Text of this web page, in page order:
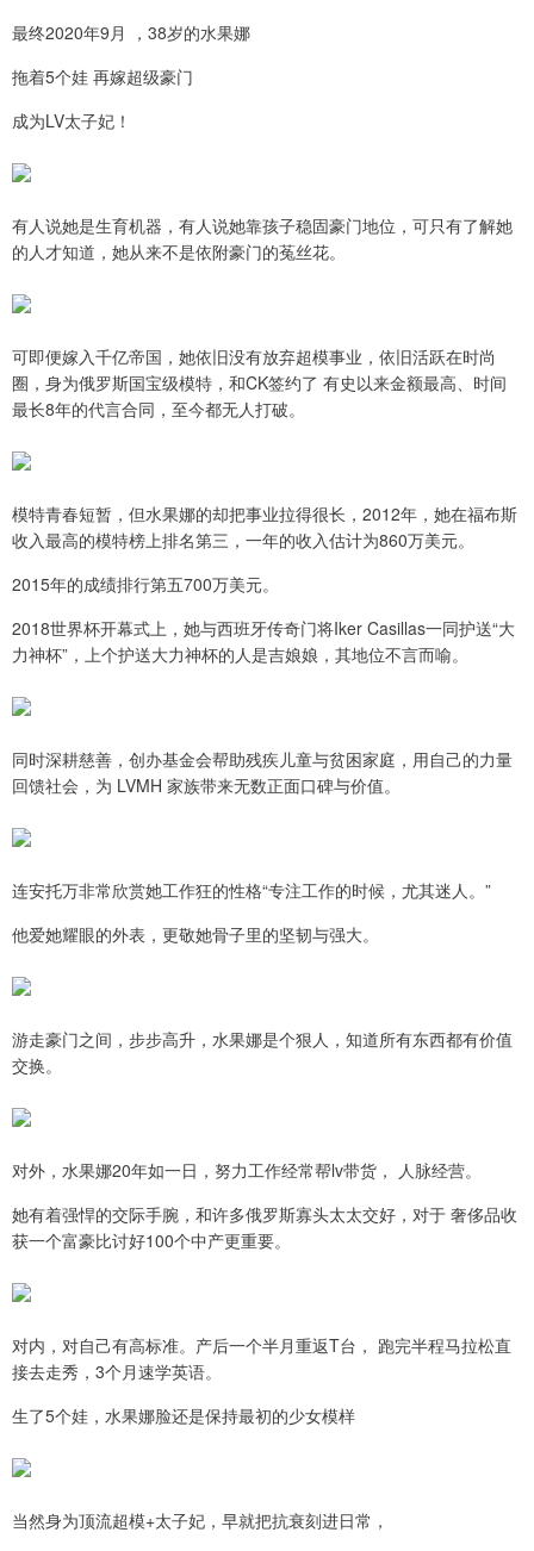
最终2020年9月 ，38岁的水果娜
拖着5个娃 再嫁超级豪门
成为LV太子妃！
有人说她是生育机器，有人说她靠孩子稳固豪门地位，可只有了解她
的人才知道，她从来不是依附豪门的菟丝花。
可即便嫁入千亿帝国，她依旧没有放弃超模事业，依旧活跃在时尚
圈，身为俄罗斯国宝级模特，和CK签约了 有史以来金额最高、时间
最长8年的代言合同，至今都无人打破。
模特青春短暂，但水果娜的却把事业拉得很长，2012年，她在福布斯
收入最高的模特榜上排名第三，一年的收入估计为860万美元。
2015年的成绩排行第五700万美元。
2018世界杯开幕式上，她与西班牙传奇门将Iker Casillas一同护送“大
力神杯”，上个护送大力神杯的人是吉娘娘，其地位不言而喻。
同时深耕慈善，创办基金会帮助残疾儿童与贫困家庭，用自己的力量
回馈社会，为 LVMH 家族带来无数正面口碑与价值。
连安托万非常欣赏她工作狂的性格“专注工作的时候，尤其迷人。”
他爱她耀眼的外表，更敬她骨子里的坚韧与强大。
游走豪门之间，步步高升，水果娜是个狠人，知道所有东西都有价值
交换。
对外，水果娜20年如一日，努力工作经常帮lv带货， 人脉经营。
她有着强悍的交际手腕，和许多俄罗斯寡头太太交好，对于 奢侈品收
获一个富豪比讨好100个中产更重要。
对内，对自己有高标准。产后一个半月重返T台， 跑完半程马拉松直
接去走秀，3个月速学英语。
生了5个娃，水果娜脸还是保持最初的少女模样
当然身为顶流超模+太子妃，早就把抗衰刻进日常，